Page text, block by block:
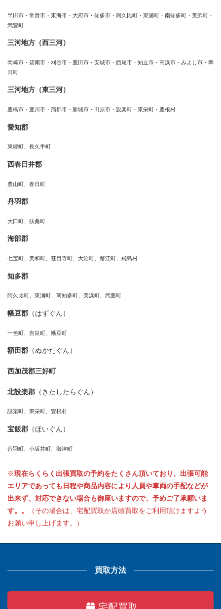
半田市・常滑市・東海市・大府市・知多市・阿久比町・東浦町・南知多町・美浜町・
武豊町
三河地方（西三河）
岡崎市・碧南市・刈谷市・豊田市・安城市・西尾市・知立市・高浜市・みよし市・幸
田町
三河地方（東三河）
豊橋市・豊川市・蒲郡市・新城市・田原市・設楽町・東栄町・豊根村
愛知郡
東郷町、長久手町
西春日井郡
豊山町、春日町
丹羽郡
大口町、扶桑町
海部郡
七宝町、美和町、甚目寺町、大治町、蟹江町、飛島村
知多郡
阿久比町、東浦町、南知多町、美浜町、武豊町
幡豆郡 （はずぐん）
一色町、吉良町、幡豆町
額田郡 （ぬかたぐん）
西加茂郡三好町
北設楽郡 （きたしたらぐん）
設楽町、東栄町、豊根村
宝飯郡 （ほいぐん）
音羽町、小坂井町、御津町
※現在らくらく出張買取の予約をたくさん頂いており、出張可能
エリアであっても日程や商品内容により人員や車両の手配などが
出来ず、対応できない場合も御座いますので、予めご了承願いま
す。。
（その場合は、宅配買取か店頭買取をご利用頂けますよう
お願い申し上げます。）
買取方法